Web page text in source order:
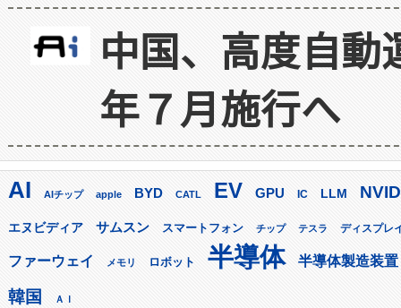
中国、高度自
年７月施行へ
AI AIチップ apple BYD CATL EV GPU IC LLM
エヌビディア サムスン スマートフォン チップ テスラ ディスプレ
ファーウェイ メモリ ロボット 半導体 半導体製造装置
韓国 ＡＩ